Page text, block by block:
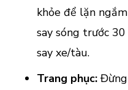
khỏe để lặn
say sóng trước
say xe/tàu.
Trang phục:Đừng